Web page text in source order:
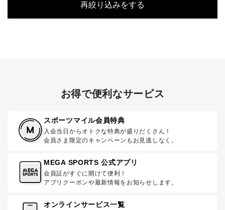
再絞り込みをする
お得で便利なサービス
スポーツマイル会員特典
入会当日からオトクな特典が盛りだくさん！
会員さま限定のキャンペーンもお見逃しなく。
MEGA SPORTS 公式アプリ
会員証がすぐに開けて便利！
アプリクーポンや最新情報をお知らせします。
オンラインサービス一覧